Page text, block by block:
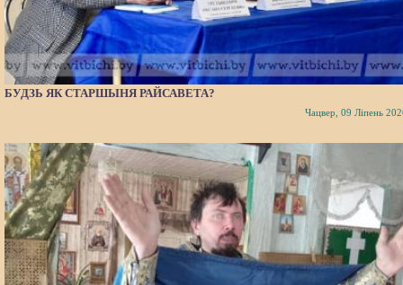
БУДЗЬ ЯК СТАРШЫНЯ РАЙСАВЕТА?
Чацвер, 09 Ліпень